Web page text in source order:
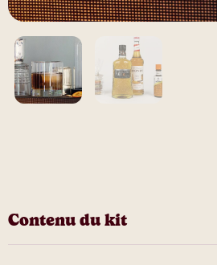
Contenu du kit